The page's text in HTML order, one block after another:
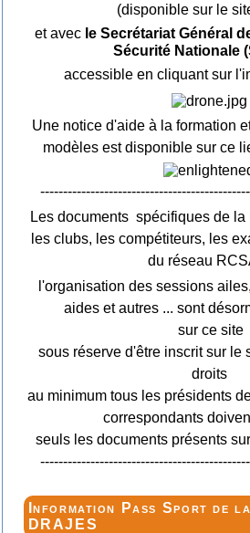
(disponible sur le
et avec le Secrétariat Général
Sécurité Nationale
accessible en cliquant sur
Une notice d'aide à la formation
modèles est disponible sur ce
Les documents spécifiques de
les clubs, les compétiteurs, les
du réseau
l'organisation des sessions
aides et autres ... sont
sur ce site
sous réserve d'être inscrit sur le
droits
au minimum tous les présidents
correspondants
seuls les documents présents
Information Pass Sport de
DRAJES